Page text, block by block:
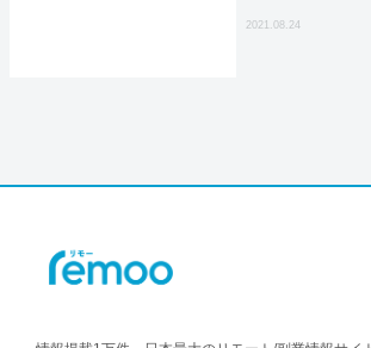
2021.08.24